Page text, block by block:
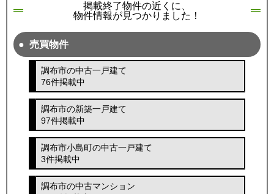
掲載終了物件の近くに、
物件情報が見つかりました！
売買物件
調布市の中古一戸建て
76件掲載中
調布市の新築一戸建て
97件掲載中
調布市小島町の中古一戸建て
3件掲載中
調布市の中古マンション